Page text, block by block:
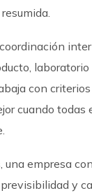
con
cuando
una empresa
y